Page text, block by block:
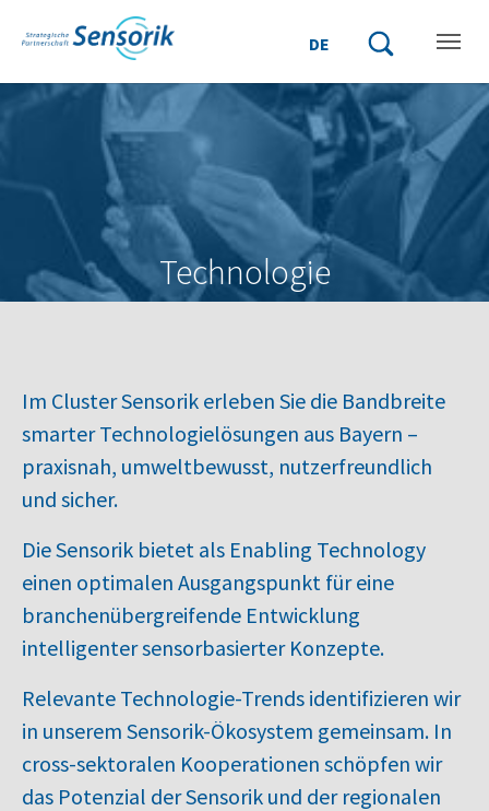
Zum Hauptinhalt springen
Skip to page footer
DE
Suchbegriff
Technologie
Im Cluster Sensorik erleben Sie die Bandbreite
smarter Technologielösungen aus Bayern –
praxisnah, umweltbewusst, nutzerfreundlich
und sicher.
Die Sensorik bietet als Enabling Technology
einen optimalen Ausgangspunkt für eine
branchenübergreifende Entwicklung
intelligenter sensorbasierter Konzepte.
Relevante Technologie-Trends identifizieren wir
in unserem Sensorik-Ökosystem gemeinsam. In
cross-sektoralen Kooperationen schöpfen wir
das Potenzial der Sensorik und der regionalen